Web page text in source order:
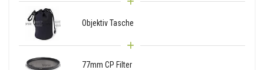
Objektiv Tasche
77mm CP Filter